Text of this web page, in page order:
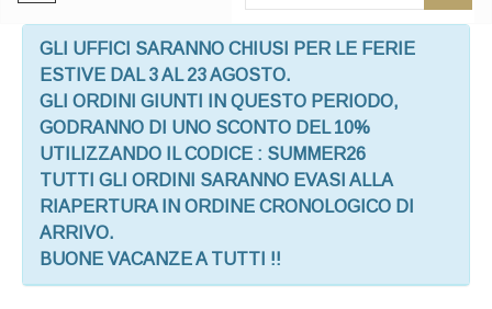
GLI UFFICI SARANNO CHIUSI PER LE FERIE
ESTIVE DAL 3 AL 23 AGOSTO.
GLI ORDINI GIUNTI IN QUESTO PERIODO,
GODRANNO DI UNO SCONTO DEL 10%
UTILIZZANDO IL CODICE : SUMMER26
TUTTI GLI ORDINI SARANNO EVASI ALLA
RIAPERTURA IN ORDINE CRONOLOGICO DI
ARRIVO.
BUONE VACANZE A TUTTI !!